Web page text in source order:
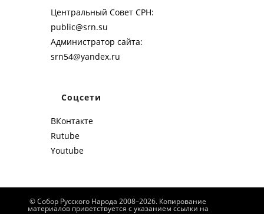
Центральный Совет СРН:
public@srn.su
Администратор сайта:
srn54@yandex.ru
Соцсети
ВКонтакте
Rutube
Youtube
© Собор Русского Народа 2008–2026. Копирование
материалов приветствуется с указанием ссылки на